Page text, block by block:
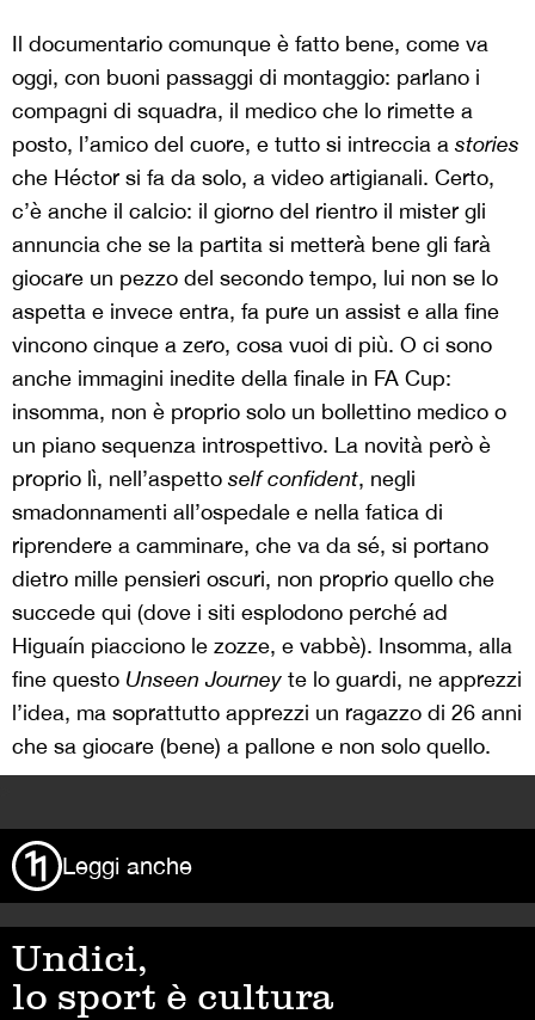
Il documentario comunque è fatto bene, come va
oggi, con buoni passaggi di montaggio: parlano i
compagni di squadra, il medico che lo rimette a
posto, l’amico del cuore, e tutto si intreccia a stories
che Héctor si fa da solo, a video artigianali. Certo,
c’è anche il calcio: il giorno del rientro il mister gli
annuncia che se la partita si metterà bene gli farà
giocare un pezzo del secondo tempo, lui non se lo
aspetta e invece entra, fa pure un assist e alla fine
vincono cinque a zero, cosa vuoi di più. O ci sono
anche immagini inedite della finale in FA Cup:
insomma, non è proprio solo un bollettino medico o
un piano sequenza introspettivo. La novità però è
proprio lì, nell’aspetto self confident, negli
smadonnamenti all’ospedale e nella fatica di
riprendere a camminare, che va da sé, si portano
dietro mille pensieri oscuri, non proprio quello che
succede qui (dove i siti esplodono perché ad
Higuaín piacciono le zozze, e vabbè). Insomma, alla
fine questo Unseen Journey te lo guardi, ne apprezzi
l’idea, ma soprattutto apprezzi un ragazzo di 26 anni
che sa giocare (bene) a pallone e non solo quello.
Leggi anche
Undici,
lo sport è cultura